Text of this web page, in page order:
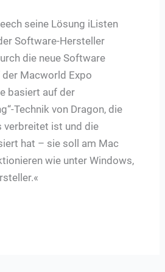
seine Lösung iListen
Software-Hersteller
die neue Software
Macworld Expo
basiert auf der
Technik von Dragon, die
verbreitet ist und die
hat – sie soll am Mac
wie unter Windows,